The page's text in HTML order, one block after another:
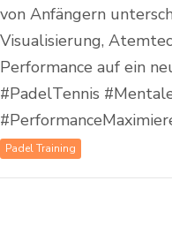
von Anfängern
Visualisierung,
Performance auf ein
#PadelTennis
Padel Training